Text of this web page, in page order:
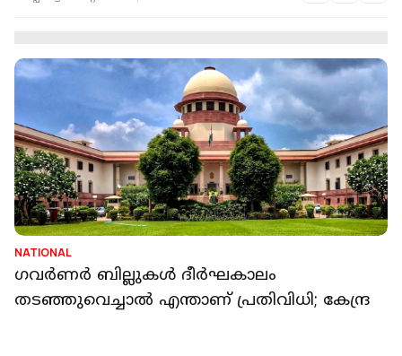
KERALA
'ഗവർണർ മാസങ്ങളോളം
ദന്തഗോപുരത്തിലിരുന്ന് ബില്ലുകൾ
പഠിക്കേണ്ടതില്ല'; സുപ്രീം കോടതിയിൽ കേരളം
റിപ്പോർട്ടർ നെറ്റ്‌വര്‍ക്ക്‌